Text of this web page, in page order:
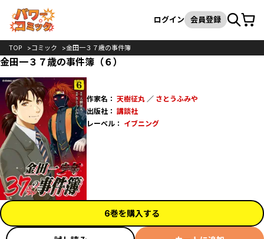
検索
ログイン 会員登録カート
TOP コミック 金田一３７歳の事件簿
金田一３７歳の事件簿（６）
作家名： 天樹征丸／ さとうふみや
出版社： 講談社
レーベル： イブニング
6巻を購入する